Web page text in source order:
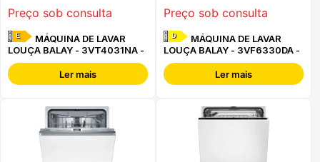
Preço sob consulta
E
MÁQUINA DE LAVAR
LOUÇA BALAY - 3VT4031NA -
Ler mais
Preço sob consulta
D
MÁQUINA DE LAVAR
LOUÇA BALAY - 3VF6330DA -
Ler mais